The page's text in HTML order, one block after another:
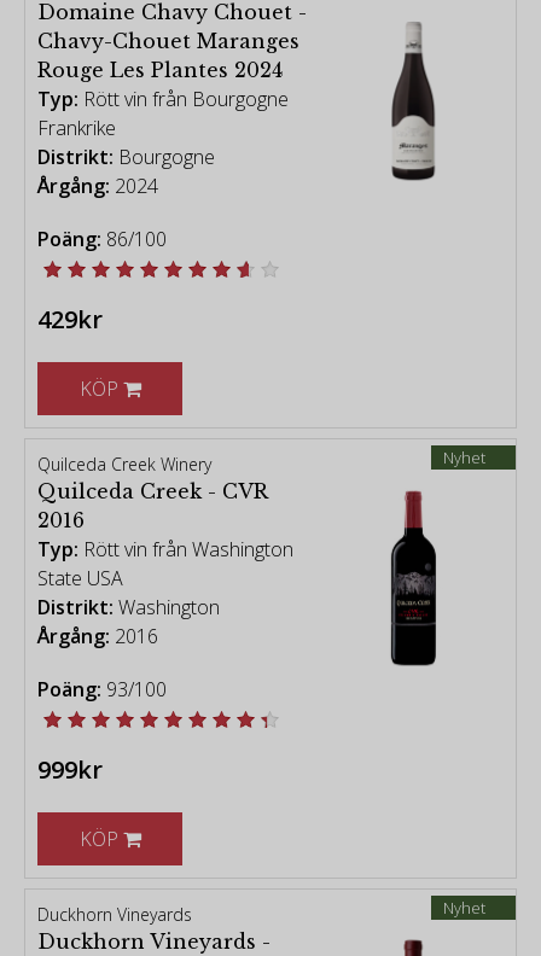
Domaine Chavy Chouet -
Chavy-Chouet Maranges
Rouge Les Plantes 2024
Typ: Rött vin från Bourgogne
Frankrike
Distrikt: Bourgogne
Årgång: 2024
Poäng: 86/100
429kr
KÖP
Nyhet
Quilceda Creek Winery
Quilceda Creek - CVR
2016
Typ: Rött vin från Washington
State USA
Distrikt: Washington
Årgång: 2016
Poäng: 93/100
999kr
KÖP
Nyhet
Duckhorn Vineyards
Duckhorn Vineyards -